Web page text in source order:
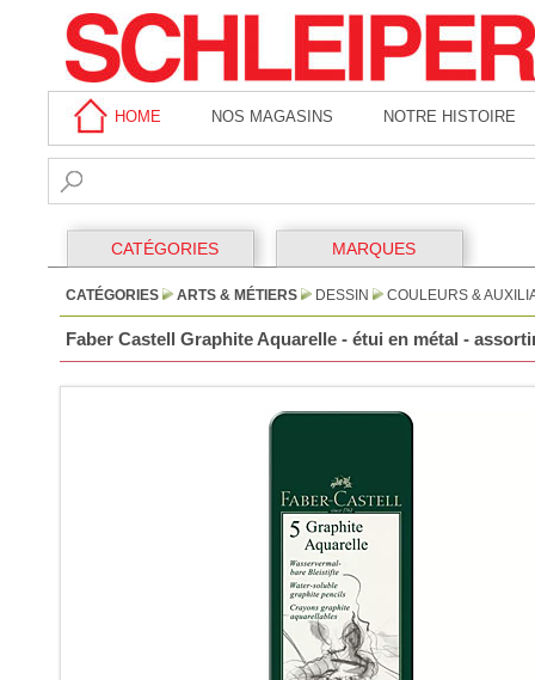
HOME NOS MAGASINS NOTRE HISTOIRE
CATÉGORIES MARQUES
CATÉGORIES ARTS & MÉTIERS DESSIN COULEURS &
Faber Castell Graphite Aquarelle - étui en métal -